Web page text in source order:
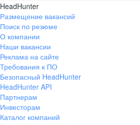
HeadHunter
Размещение вакансий
Поиск по резюме
О компании
Наши вакансии
Реклама на сайте
Требования к ПО
Безопасный HeadHunter
HeadHunter API
Партнерам
Инвесторам
Каталог компаний